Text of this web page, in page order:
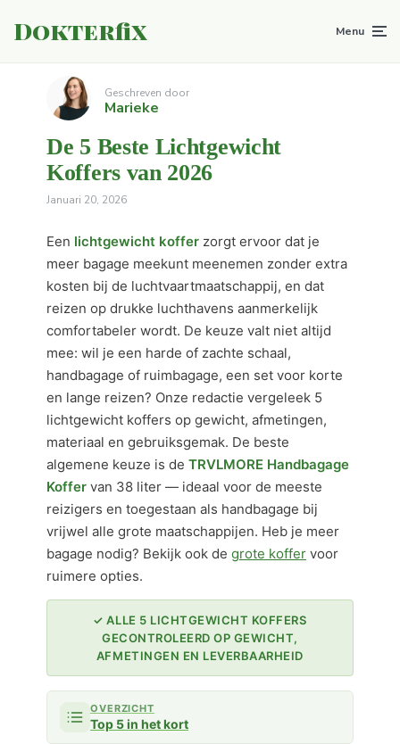
Dokterfix Menu
Geschreven door
Marieke
De 5 Beste Lichtgewicht
Koffers van 2026
Januari 20, 2026
Een lichtgewicht koffer zorgt ervoor dat je
meer bagage meekunt meenemen zonder extra
kosten bij de luchtvaartmaatschappij, en dat
reizen op drukke luchthavens aanmerkelijk
comfortabeler wordt. De keuze valt niet altijd
mee: wil je een harde of zachte schaal,
handbagage of ruimbagage, een set voor korte
en lange reizen? Onze redactie vergeleek 5
lichtgewicht koffers op gewicht, afmetingen,
materiaal en gebruiksgemak. De beste
algemene keuze is de TRVLMORE Handbagage
Koffer van 38 liter — ideaal voor de meeste
reizigers en toegestaan als handbagage bij
vrijwel alle grote maatschappijen. Heb je meer
bagage nodig? Bekijk ook de grote koffer voor
ruimere opties.
✓ ALLE 5 LICHTGEWICHT KOFFERS
GECONTROLEERD OP GEWICHT,
AFMETINGEN EN LEVERBAARHEID
OVERZICHT
Top 5 in het kort